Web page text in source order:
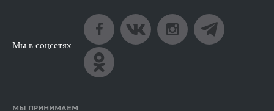
Мы в соцсетях
МЫ ПРИНИМАЕМ